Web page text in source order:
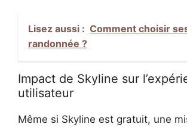
Lisez aussi : Comment choisir
randonnée ?
Impact de Skyline sur
utilisateur
Même si Skyline est gratuit, une